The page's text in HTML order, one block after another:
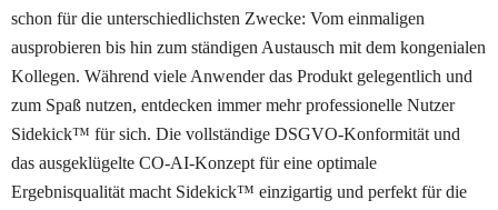
schon für die unterschiedlichsten Zwecke: Vom einmaligen
ausprobieren bis hin zum ständigen Austausch mit dem kongenialen
Kollegen. Während viele Anwender das Produkt gelegentlich und
zum Spaß nutzen, entdecken immer mehr professionelle Nutzer
Sidekick™ für sich. Die vollständige DSGVO-Konformität und
das ausgeklügelte CO-AI-Konzept für eine optimale
Ergebnisqualität macht Sidekick™ einzigartig und perfekt für die